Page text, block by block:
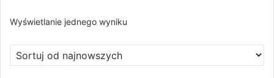
Wyświetlanie jednego wyniku